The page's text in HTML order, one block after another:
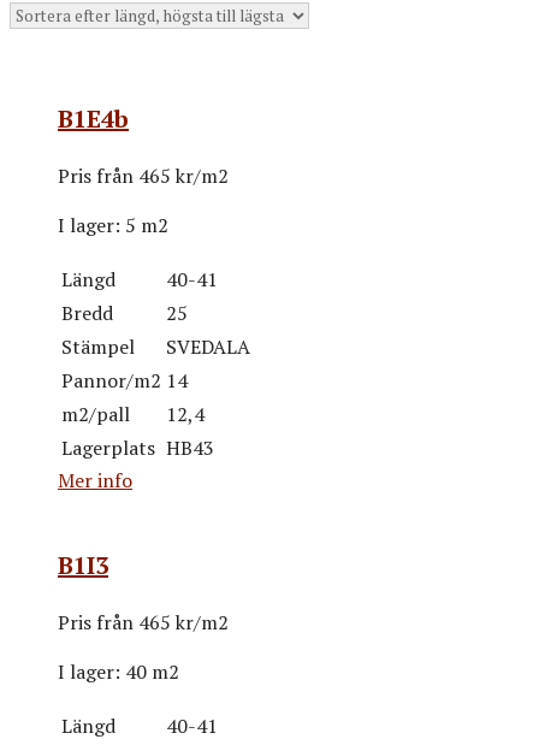
B1E4b
Pris från 465 kr/m2
I lager: 5 m2
Längd
40-41
Bredd
25
Stämpel
SVEDALA
Pannor/m2 14
m2/pall
12,4
Lagerplats HB43
Mer info
B1I3
Pris från 465 kr/m2
I lager: 40 m2
Längd
40-41